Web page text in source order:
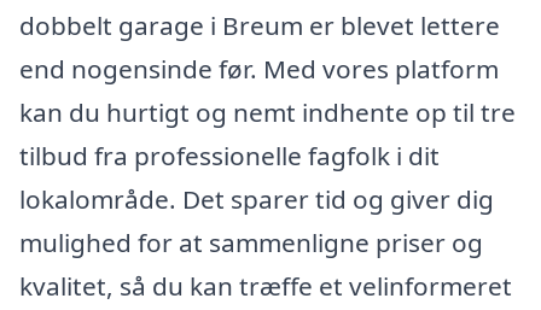
dobbelt garage i Breum er blevet lettere
end nogensinde før. Med vores platform
kan du hurtigt og nemt indhente op til tre
tilbud fra professionelle fagfolk i dit
lokalområde. Det sparer tid og giver dig
mulighed for at sammenligne priser og
kvalitet, så du kan træffe et velinformeret